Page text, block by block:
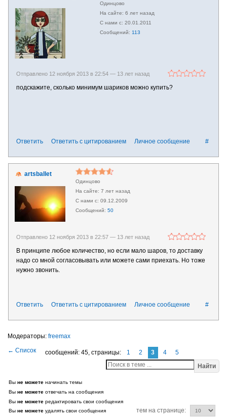
Одинцово
6 лет назад
20.01.2011
113
Отправлено 12 ноября 2013 в 22:54 — 13 лет назад
подскажите, сколько минимум шариков можно купить?
#
Ответить Ответить с цитированием Личное сообщение
artsballet
Одинцово
7 лет назад
09.12.2009
50
Отправлено 12 ноября 2013 в 22:57 — 13 лет назад
В принципе любое количество, но если мало шаров, то доставку
надо со мной согласовывать или можете сами приехать. Но тоже
нужно звонить.
#
Ответить Ответить с цитированием Личное сообщение
freemax
сообщений: 45, страницы: 1 2 3 4
5
Найти
Вы не можете начинать темы
Вы не можете отвечать на сообщения
Вы не можете редактировать свои сообщения
Вы не можете удалять свои сообщения
тем на странице: